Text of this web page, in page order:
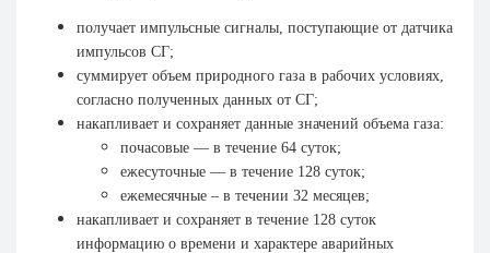
получает импульсные сигналы, поступающие от датчика
импульсов СГ;
суммирует объем природного газа в рабочих условиях,
согласно полученных данных от СГ;
накапливает и сохраняет данные значений объема газа:
почасовые — в течение 64 суток;
ежесуточные — в течение 128 суток;
ежемесячные – в течении 32 месяцев;
накапливает и сохраняет в течение 128 суток
информацию о времени и характере аварийных